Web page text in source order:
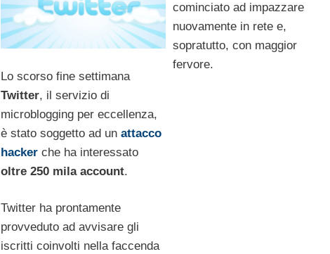
cominciato ad impazzare
nuovamente in rete e,
sopratutto, con maggior
fervore.
Lo scorso fine settimana
Twitter, il servizio di
microblogging per eccellenza,
è stato soggetto ad un attacco
hackerche ha interessato
oltre 250 mila account.
Twitter ha prontamente
provveduto ad avvisare gli
iscritti coinvolti nella faccenda